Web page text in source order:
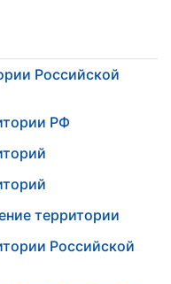
Российской
РФ
территории
Российской